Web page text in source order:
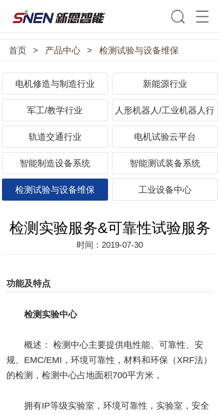
首页 > 产品中心 > 检测试验与设备维保
电机修造与制造行业 新能源行业
军工/教学行业 人形机器人/工业机器人行
业
轨道交通行业 电机试验云平台
智能制造设备系统 智能测试装备系统
检测试验与设备维保 工业设备中心
检测实验服务&可靠性试验服务
时间：2019-07-30
功能及特点
检测实验中心
概述： 检测中心主要提供电性能、可靠性、安
规、EMC/EMI，环境可靠性，材料和环保（XRF法）
的检测，检测中心占地面积700平方米，
拥有IP等级实验室，环境可靠性，实验室，安全